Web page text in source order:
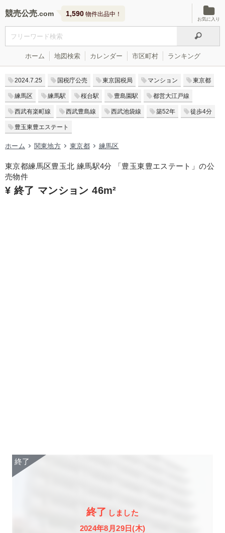
競売公売 1,590 物件出品中！
お気に入り
ホーム 地図検索 カレンダー 市区町村 ランキング
2024.7.25 国税庁公売 東京国税局 マンション 東京都
練馬区 練馬駅 桜台駅 豊島園駅 都営大江戸線
西武有楽町線 西武豊島線 西武池袋線 築52年 徒歩4分
豊玉東豊エステート
ホーム 関東地方 東京都 練馬区
東京都練馬区豊玉北 練馬駅4分 「豊玉東豊エステート」の公
売物件
¥ 終了 マンション 46m²
終了 しました
2024年8月29日(木)